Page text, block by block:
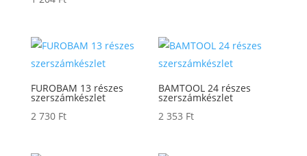
FUROBAM 13 részes
szerszámkészlet
2 730 Ft
BAMTOOL 24 részes
szerszámkészlet
2 353 Ft